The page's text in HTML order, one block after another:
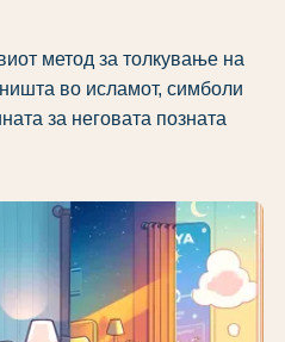
метод за толкување на
во исламот, симболи
за неговата позната